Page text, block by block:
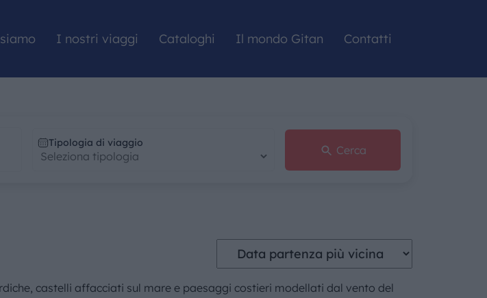
I nostri viaggi Cataloghi Il mondo Gitan Contatti
Tipologia di viaggio
Cerca
castelli affacciati sul mare e paesaggi costieri modellati dal vento del